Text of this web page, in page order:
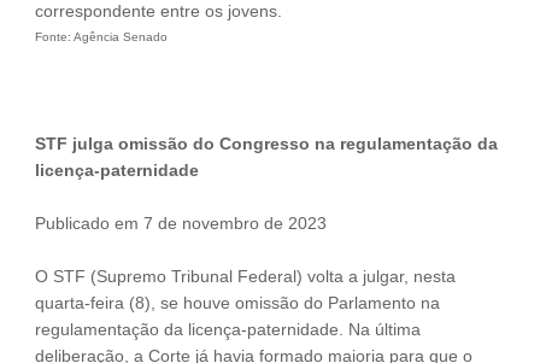
correspondente entre os jovens.
Fonte: Agência Senado
STF julga omissão do Congresso na regulamentação da
licença-paternidade
Publicado em 7 de novembro de 2023
O STF (Supremo Tribunal Federal) volta a julgar, nesta
quarta-feira (8), se houve omissão do Parlamento na
regulamentação da licença-paternidade. Na última
deliberação, a Corte já havia formado maioria para que o